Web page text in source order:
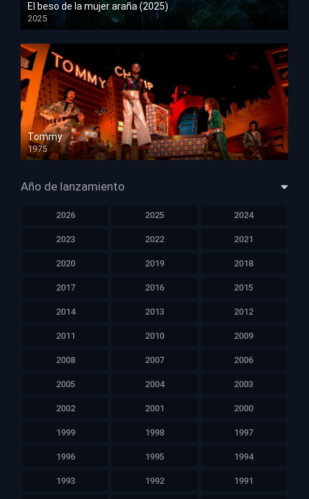
El beso de la mujer araña (2025)
2025
HD 1080p
Tommy
1975
HD 1080p
Año de lanzamiento
2026 2025 2024
2023 2022 2021
2020 2019 2018
2017 2016 2015
2014 2013 2012
2011 2010 2009
2008 2007 2006
2005 2004 2003
2002 2001 2000
1999 1998 1997
1996 1995 1994
1993 1992 1991